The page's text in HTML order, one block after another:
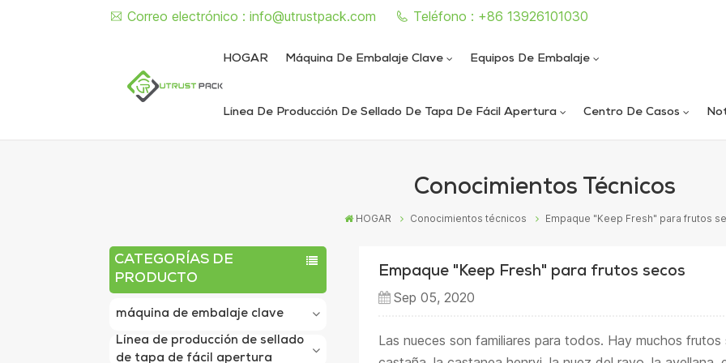
Correo electrónico : info@utrustpack.com Teléfono : +86 13926101030
HOGAR Máquina De Embalaje Clave Equipos De Embalaje
Línea De Producción De Sellado De Tapa De Fácil Apertura Centro De Casos
Conocimientos Técnicos
HOGAR Conocimientos técnicos Empaque "Keep Fresh" para frutos
CATEGORÍAS DE
PRODUCTO
máquina de embalaje clave
Línea de producción de sellado
de tapa de fácil apertura
Empaque "Keep Fresh" para frutos secos
Sep 05, 2020
Las nueces son familiares para todos. Hay muchos